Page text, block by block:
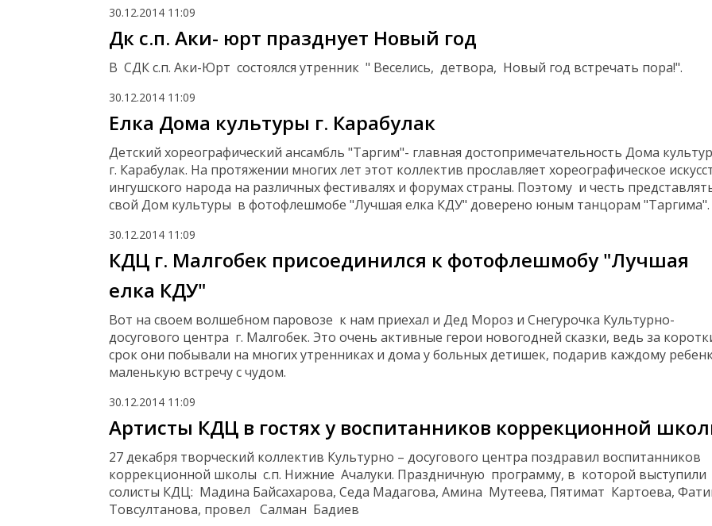
30.12.2014 11:09
Дк с.п. Аки- юрт празднует Новый год
В СДК с.п. Аки-Юрт состоялся утренник " Веселись, детвора, Новый год встречать пора!".
30.12.2014 11:09
Елка Дома культуры г. Карабулак
Детский хореографический ансамбль "Таргим"- главная достопримечательность Дома
г. Карабулак. На протяжении многих лет этот коллектив прославляет хореографическое
ингушского народа на различных фестивалях и форумах страны. Поэтому и честь
свой Дом культуры в фотофлешмобе "Лучшая елка КДУ" доверено юным танцорам "Таргима".
30.12.2014 11:09
КДЦ г. Малгобек присоединился к фотофлешмобу "Лучшая
елка КДУ"
Вот на своем волшебном паровозе к нам приехал и Дед Мороз и Снегурочка Культурно-
досугового центра г. Малгобек. Это очень активные герои новогодней сказки, ведь за
срок они побывали на многих утренниках и дома у больных детишек, подарив каждому
маленькую встречу с чудом.
30.12.2014 11:09
Артисты КДЦ в гостях у воспитанников коррекционной
27 декабря творческий коллектив Культурно – досугового центра поздравил воспитанников
коррекционной школы с.п. Нижние Ачалуки. Праздничную программу, в которой выступили
солисты КДЦ: Мадина Байсахарова, Седа Мадагова, Амина Мутеева, Пятимат Картоева,
Товсултанова, провел Салман Бадиев